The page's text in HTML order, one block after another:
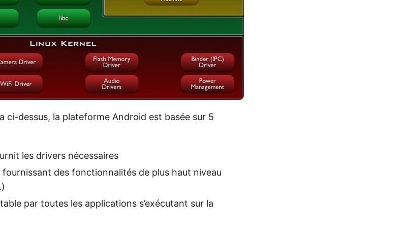
ci-dessus, la plateforme Android est basée sur 5
les drivers nécessaires
fournissant des fonctionnalités de plus haut niveau
par toutes les applications s’exécutant sur la